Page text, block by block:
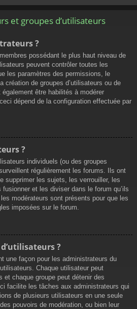
et groupes d’utilisateurs
?
possédant le plus haut niveau de
peuvent contrôler toutes les
les paramètres des permissions, le
création de groupes d’utilisateurs ou de
être habilités à modérer
dépend de la configuration effectuée par
?
individuels (ou des groupes
régulièrement les forums. Ils ont
supprimer les sujets, les verrouiller, les
et les diviser dans le forum qu’ils
modérateurs sont présents pour que les
imposées sur le forum.
?
une façon pour les administrateurs du
Chaque utilisateur peut
et chaque groupe peut détenir des
facilite les tâches aux administrateurs qui
de plusieurs utilisateurs en une seule
pouvoirs de modération, ou bien leur